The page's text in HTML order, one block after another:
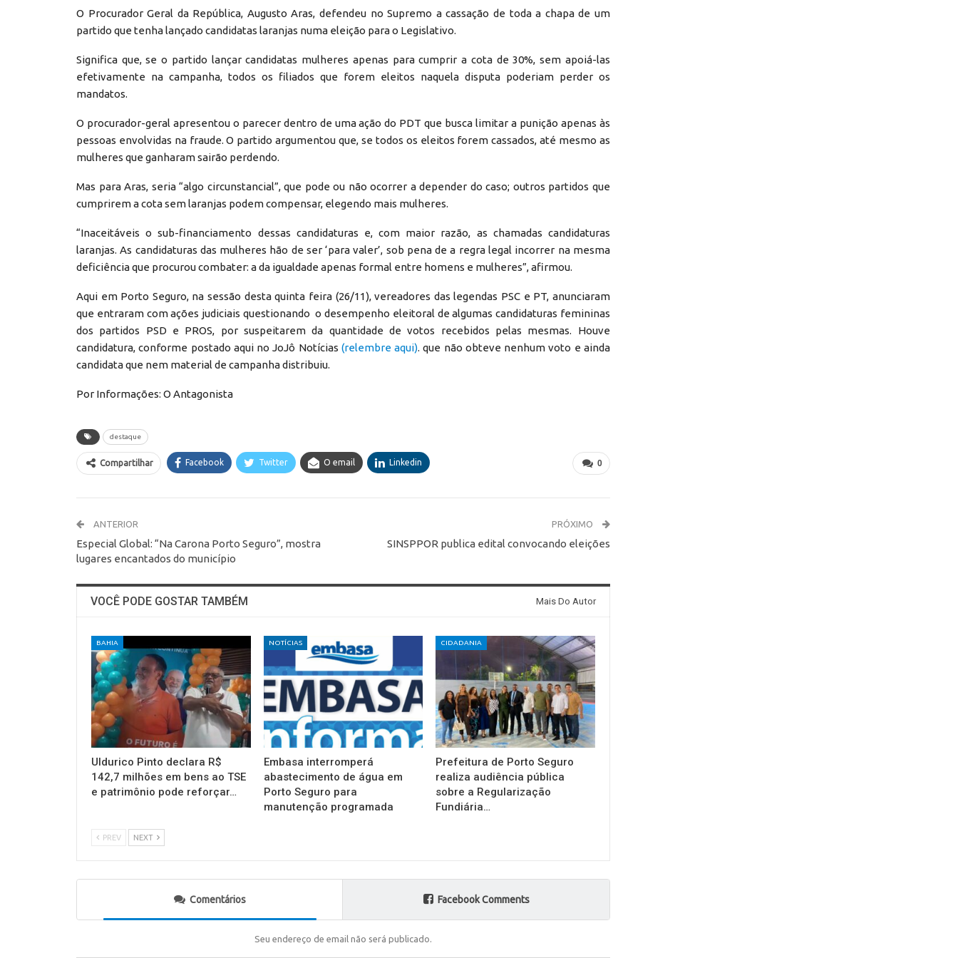
O Procurador Geral da República, Augusto Aras, defendeu no Supremo a cassação de toda a chapa de um
partido que tenha lançado candidatas laranjas numa eleição para o Legislativo.
Significa que, se o partido lançar candidatas mulheres apenas para cumprir a cota de 30%, sem apoiá-las
efetivamente na campanha, todos os filiados que forem eleitos naquela disputa poderiam perder os
mandatos.
O procurador-geral apresentou o parecer dentro de uma ação do PDT que busca limitar a punição apenas às
pessoas envolvidas na fraude. O partido argumentou que, se todos os eleitos forem cassados, até mesmo as
mulheres que ganharam sairão perdendo.
Mas para Aras, seria “algo circunstancial”, que pode ou não ocorrer a depender do caso; outros partidos que
cumprirem a cota sem laranjas podem compensar, elegendo mais mulheres.
“Inaceitáveis o sub-financiamento dessas candidaturas e, com maior razão, as chamadas candidaturas
laranjas. As candidaturas das mulheres hão de ser ‘para valer’, sob pena de a regra legal incorrer na mesma
deficiência que procurou combater: a da igualdade apenas formal entre homens e mulheres”, afirmou.
Aqui em Porto Seguro, na sessão desta quinta feira (26/11), vereadores das legendas PSC e PT, anunciaram
que entraram com ações judiciais questionando o desempenho eleitoral de algumas candidaturas femininas
dos partidos PSD e PROS, por suspeitarem da quantidade de votos recebidos pelas mesmas. Houve
candidatura, conforme postado aqui no JoJô Notícias (relembre aqui). que não obteve nenhum voto e ainda
candidata que nem material de campanha distribuiu.
Por Informações: O Antagonista
destaque
0
Compartilhar Facebook Twitter O email Linkedin
ANTERIOR
Especial Global: “Na Carona Porto Seguro”, mostra
lugares encantados do município
PRÓXIMO
SINSPPOR publica edital convocando eleições
VOCÊ PODE GOSTAR TAMBÉM Mais Do Autor
BAHIA
Uldurico Pinto declara R$
142,7 milhões em bens ao TSE
e patrimônio pode reforçar…
NOTÍCIAS
Embasa interromperá
abastecimento de água em
Porto Seguro para
manutenção programada
CIDADANIA
Prefeitura de Porto Seguro
realiza audiência pública
sobre a Regularização
Fundiária…
PREV NEXT
Comentários Facebook Comments
Seu endereço de email não será publicado.